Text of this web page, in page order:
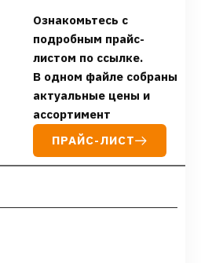
Ознакомьтесь с
подробным прайс-
листом по ссылке.
В одном файле собраны
актуальные цены и
ассортимент
ПРАЙС-ЛИСТ